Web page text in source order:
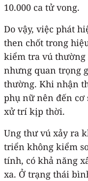
10.000 ca tử vong.
Do vậy, việc phát
then chốt trong
kiểm tra vú
nhưng quan trọng
thường. Khi nhận
phụ nữ nên đến cơ
xử trí kịp thời.
Ung thư vú xảy ra
triển không kiểm
tính, có khả năng
xa. Ở trạng thái